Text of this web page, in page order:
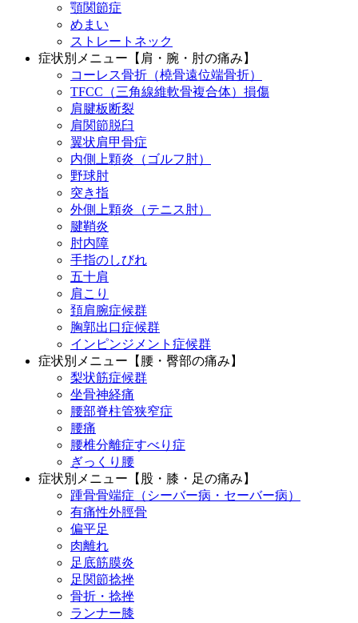
顎関節症
めまい
ストレートネック
症状別メニュー【肩・腕・肘の痛み】
コーレス骨折（橈骨遠位端骨折）
TFCC（三角線維軟骨複合体）損傷
肩腱板断裂
肩関節脱臼
翼状肩甲骨症
内側上顆炎（ゴルフ肘）
野球肘
突き指
外側上顆炎（テニス肘）
腱鞘炎
肘内障
手指のしびれ
五十肩
肩こり
頚肩腕症候群
胸郭出口症候群
インピンジメント症候群
症状別メニュー【腰・臀部の痛み】
梨状筋症候群
坐骨神経痛
腰部脊柱管狭窄症
腰痛
腰椎分離症すべり症
ぎっくり腰
症状別メニュー【股・膝・足の痛み】
踵骨骨端症（シーバー病・セーバー病）
有痛性外脛骨
偏平足
肉離れ
足底筋膜炎
足関節捻挫
骨折・捻挫
ランナー膝